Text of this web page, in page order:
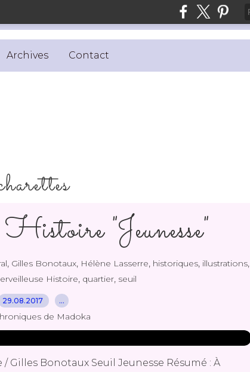
Archives Contact
"Jeunesse"
, Gilles Bonotaux, Hélène Lasserre, historiques, illustrations,
Histoire, quartier, seuil
29.08.2017 …
de Madoka
Gilles Bonotaux Seuil Jeunesse Résumé : À